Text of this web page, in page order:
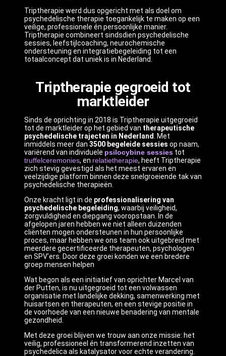
Triptherapie werd dus opgericht met als doel om
psychedelische therapie toegankelijk te maken op een
veilige, professionele én persoonlijke manier.
Triptherapie combineert sindsdien psychedelische
sessies, leefstijlcoaching, neurochemische
ondersteuning en integratiebegeleiding tot een
totaalconcept dat uniek is in Nederland.
Triptherapie gegroeid tot
marktleider
Sinds de oprichting in 2018 is Triptherapie uitgegroeid
tot de marktleider op het gebied van therapeutische
psychedelische trajecten in Nederland
. Met
inmiddels meer dan 3500 begeleide sessies op naam,
variërend van individuele psilocybine sessies tot
truffelceremonies, en relatietherapie, heeft Triptherapie
zich stevig gevestigd als het meest ervaren en
veelzijdige platform binnen deze snelgroeiende tak van
psychedelische therapieën.
Onze kracht ligt in de professionalisering van
psychedelische begeleiding, waarbij veiligheid,
zorgvuldigheid en diepgang vooropstaan. In de
afgelopen jaren hebben we niet alleen duizenden
cliënten mogen ondersteunen in hun persoonlijke
proces, maar hebben we ons team ook uitgebreid met
meerdere gecertificeerde therapeuten, psychologen
en SPV’ers. Door deze groei konden we een bredere
groep mensen helpen
Wat begon als een initiatief van oprichter Marcel van
der Putten, is nu uitgegroeid tot een volwassen
organisatie met landelijke dekking, samenwerking met
huisartsen en therapeuten, en een stevige positie in
de voorhoede van een nieuwe benadering van mentale
gezondheid.
Met deze groei blijven we trouw aan onze missie: het
veilig, professioneel én transformerend inzetten van
psychedelica als katalysator voor echte verandering.